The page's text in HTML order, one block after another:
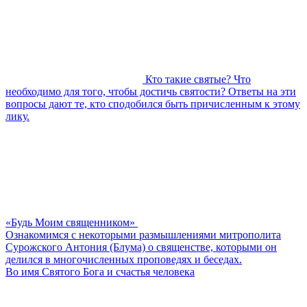
Кто такие святые? Что
необходимо для того, чтобы достичь святости? Ответы на эти
вопросы дают те, кто сподобился быть причисленным к этому
лику.
«Будь Моим священником»
Ознакомимся с некоторыми размышлениями митрополита
Сурожского Антония (Блума) о священстве, которыми он
делился в многочисленных проповедях и беседах.
Во имя Святого Бога и счастья человека